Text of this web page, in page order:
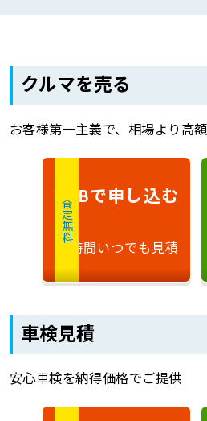
クルマを売る
お客様第一主義で、相場より高
査定無料
WEBで申し込む
24時間いつでも見積
車検見積
安心車検を納得価格でご提供